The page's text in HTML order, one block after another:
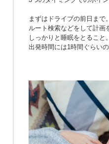
まずはドライブの前日まで。
ルート検索などをして計画
しっかりと睡眠をとること
出発時間には1時間ぐらい